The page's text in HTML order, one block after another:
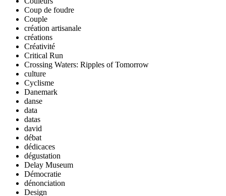
Coup de foudre
Couple
création artisanale
créations
Créativité
Critical Run
Crossing Waters: Ripples of Tomorrow
culture
Cyclisme
Danemark
danse
data
datas
david
débat
dédicaces
dégustation
Delay Museum
Démocratie
dénonciation
Design